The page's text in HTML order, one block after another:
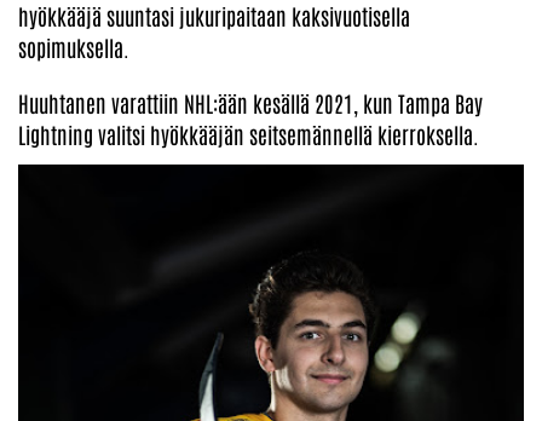
hyökkääjä suuntasi jukuripaitaan kaksivuotisella
sopimuksella.
Huuhtanen varattiin NHL:ään kesällä 2021, kun Tampa Bay
Lightning valitsi hyökkääjän seitsemännellä kierroksella.